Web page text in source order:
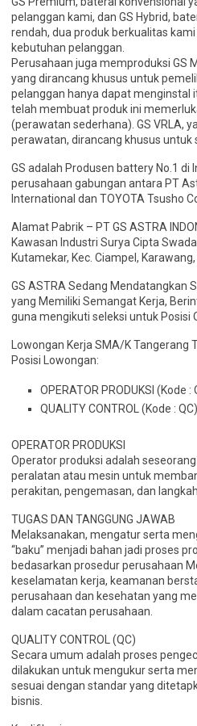
pelanggan kami, dan GS Hybrid,
rendah, dua produk berkualitas
kebutuhan pelanggan.
Perusahaan juga memproduksi GS
yang dirancang khusus untuk
pelanggan hanya dapat menginstal
telah membuat produk ini
(perawatan sederhana). GS VRLA,
perawatan, dirancang khusus untuk
GS adalah Produsen battery No.1 di
perusahaan gabungan antara PT
International dan TOYOTA Tsusho
Alamat Pabrik – PT GS ASTRA
Kawasan Industri Surya Cipta
Kutamekar, Kec. Ciampel,
GS ASTRA Sedang Mendatangkan
yang Memiliki Semangat Kerja,
guna mengikuti seleksi untuk Posisi
Lowongan Kerja SMA/K Tangerang
Posisi Lowongan:
OPERATOR PRODUKSI (Kode :
QUALITY CONTROL (Kode : QC)
OPERATOR PRODUKSI
Operator produksi adalah
peralatan atau mesin untuk
perakitan, pengemasan, dan
TUGAS DAN TANGGUNG JAWAB
Melaksanakan, mengatur serta
“baku” menjadi bahan jadi proses
bedasarkan prosedur perusahaan
keselamatan kerja, keamanan
perusahaan dan kesehatan yang
dalam cacatan perusahaan.
QUALITY CONTROL (QC)
Secara umum adalah proses
dilakukan untuk mengukur serta
sesuai dengan standar yang
bisnis.